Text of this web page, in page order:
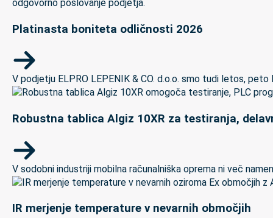
Platinasta boniteta odličnosti 2026
V podjetju ELPRO LEPENIK & CO. d.o.o. smo tudi letos,
Robustna tablica Algiz 10XR za testiranja,
V sodobni industriji mobilna računalniška oprema ni več
IR merjenje temperature v nevarnih območjih